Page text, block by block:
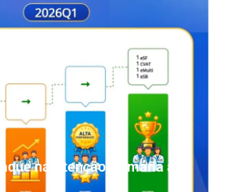
na Atenção Primária à